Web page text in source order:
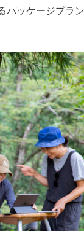
パッケージプラ